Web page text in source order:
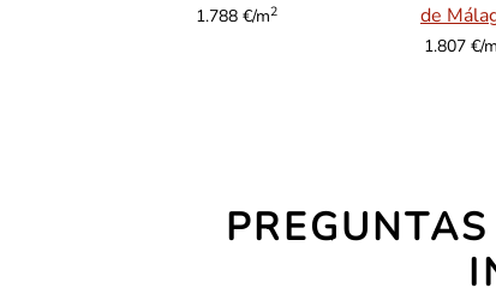
1.788 €/m2
de
1.807 €/m